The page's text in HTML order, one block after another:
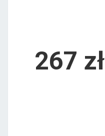
267 zł